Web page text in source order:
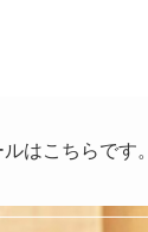
はこちらです。